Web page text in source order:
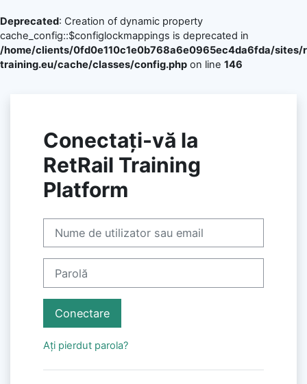
Deprecated: Creation of dynamic property
cache_config::$configlockmappings is deprecated in
/home/clients/0fd0e110c1e0b768a6e0965ec4da6fda/
training.eu/cache/classes/config.php on line 146
Conectați-vă la
RetRail Training
Platform
Conectare
Ați pierdut parola?